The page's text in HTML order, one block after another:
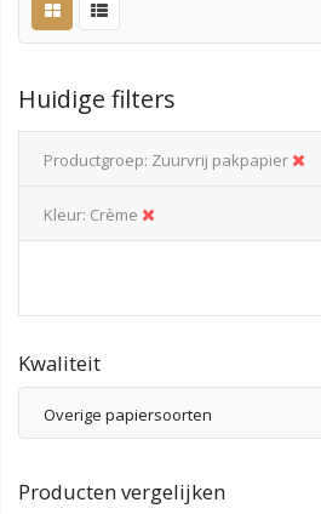
Huidige filters
Productgroep Zuurvrij pakpapier
Kleur Crème
Kwaliteit
Overige papiersoorten
Producten vergelijken